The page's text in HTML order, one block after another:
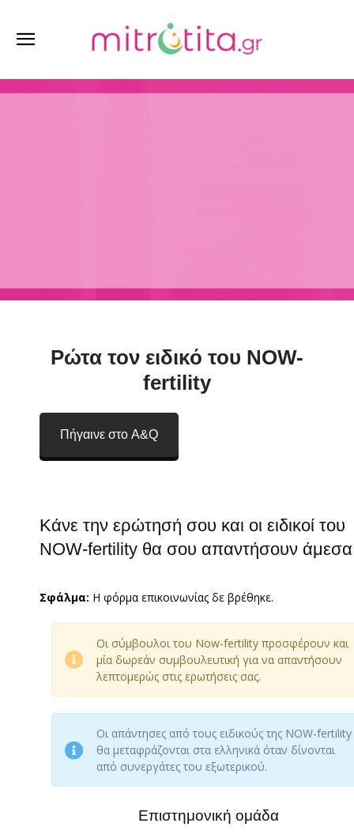
Ρώτα τον ειδικό του NOW-
fertility
Πήγαινε στο A&Q
Κάνε την ερώτησή σου και οι ειδικοί του
NOW-fertility θα σου απαντήσουν άμεσα
Σφάλμα: Η φόρμα επικοινωνίας δε βρέθηκε.
Oι σύμβουλοι του Now-fertility προσφέρουν και
μία δωρεάν συμβουλευτική για να απαντήσουν
λεπτομερώς στις ερωτήσεις σας.
Οι απάντησες από τους ειδικούς της NOW-fertility
θα μεταφράζονται στα ελληνικά όταν δίνονται
από συνεργάτες του εξωτερικού.
Επιστημονική ομάδα